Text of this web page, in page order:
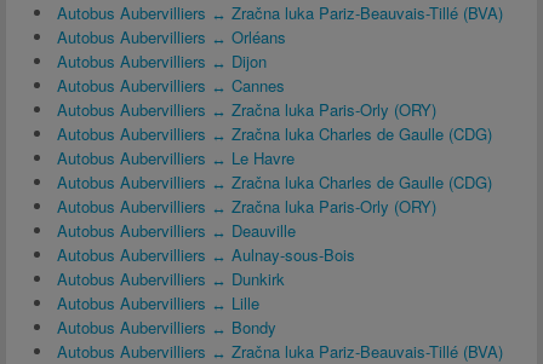
Autobus Aubervilliers ↔ Zračna luka Pariz-Beauvais-Tillé (BVA)
Autobus Aubervilliers ↔ Orléans
Autobus Aubervilliers ↔ Dijon
Autobus Aubervilliers ↔ Cannes
Autobus Aubervilliers ↔ Zračna luka Paris-Orly (ORY)
Autobus Aubervilliers ↔ Zračna luka Charles de Gaulle (CDG)
Autobus Aubervilliers ↔ Le Havre
Autobus Aubervilliers ↔ Zračna luka Charles de Gaulle (CDG)
Autobus Aubervilliers ↔ Zračna luka Paris-Orly (ORY)
Autobus Aubervilliers ↔ Deauville
Autobus Aubervilliers ↔ Aulnay-sous-Bois
Autobus Aubervilliers ↔ Dunkirk
Autobus Aubervilliers ↔ Lille
Autobus Aubervilliers ↔ Bondy
Autobus Aubervilliers ↔ Zračna luka Pariz-Beauvais-Tillé (BVA)